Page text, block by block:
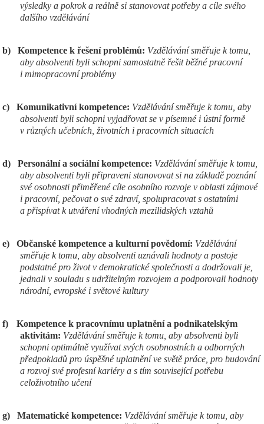
výsledky a pokrok a reálně si stanovovat potřeby a cíle svého
dalšího vzdělávání
b) Kompetence k řešení problémů: Vzdělávání směřuje k tomu,
aby absolventi byli schopni samostatně řešit běžné pracovní
i mimopracovní problémy
c) Komunikativní kompetence: Vzdělávání směřuje k tomu, aby
absolventi byli schopni vyjadřovat se v písemné i ústní formě
v různých učebních, životních i pracovních situacích
d) Personální a sociální kompetence: Vzdělávání směřuje k tomu,
aby absolventi byli připraveni stanovovat si na základě poznání
své osobnosti přiměřené cíle osobního rozvoje v oblasti zájmové
i pracovní, pečovat o své zdraví, spolupracovat s ostatními
a přispívat k utváření vhodných mezilidských vztahů
e) Občanské kompetence a kulturní povědomí: Vzdělávání
směřuje k tomu, aby absolventi uznávali hodnoty a postoje
podstatné pro život v demokratické společnosti a dodržovali je,
jednali v souladu s udržitelným rozvojem a podporovali hodnoty
národní, evropské i světové kultury
f)
Kompetence k pracovnímu uplatnění a podnikatelským
aktivitám: Vzdělávání směřuje k tomu, aby absolventi byli
schopni optimálně využívat svých osobnostních a odborných
předpokladů pro úspěšné uplatnění ve světě práce, pro budování
a rozvoj své profesní kariéry a s tím související potřebu
celoživotního učení
g) Matematické kompetence: Vzdělávání směřuje k tomu, aby